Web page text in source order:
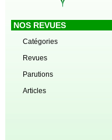
NOS REVUES
Catégories
Revues
Parutions
Articles